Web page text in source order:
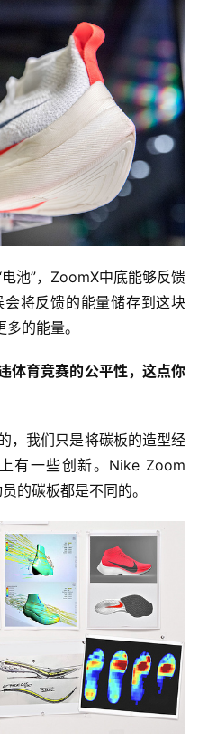
池”，ZoomX中底能够反馈
将反馈的能量储存到这块
的能量。
体育竞赛的公平性，这点你
，我们只是将碳板的造型经
有一些创新。Nike Zoom
的碳板都是不同的。